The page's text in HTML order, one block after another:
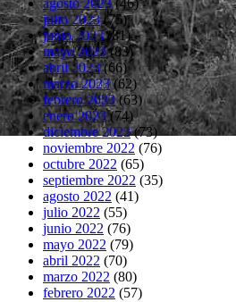
julio 2023(75)
junio 2023(81)
mayo 2023(83)
abril 2023(66)
marzo 2023(62)
febrero 2023(63)
enero 2023(74)
diciembre 2022(73)
noviembre 2022 (76)
octubre 2022 (65)
septiembre 2022 (35)
agosto 2022 (41)
julio 2022 (55)
junio 2022 (76)
mayo 2022 (79)
abril 2022 (70)
marzo 2022 (80)
febrero 2022 (57)